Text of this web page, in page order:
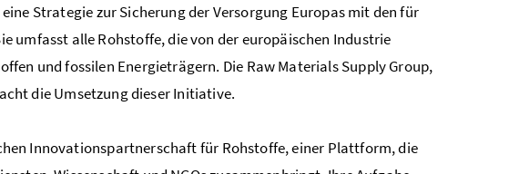
Strategie zur Sicherung der Versorgung Europas mit den für
umfasst alle Rohstoffe, die von der europäischen Industrie
und fossilen Energieträgern. Die Raw Materials Supply Group,
die Umsetzung dieser Initiative.
Innovationspartnerschaft für Rohstoffe, einer Plattform, die